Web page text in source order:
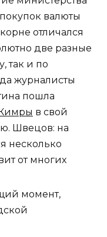
валюты
отличался
две разные
так и по
журналисты
пошла
Кимры в свой
Швецов: на
несколько
от многих
момент,